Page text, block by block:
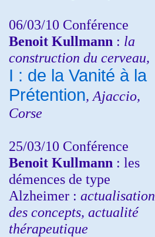
06/03/10 Conférence
Benoit Kullmann : la
construction du cerveau,
I : de la Vanité à la
Prétention, Ajaccio,
Corse
25/03/10 Conférence
Benoit Kullmann : les
démences de type
Alzheimer : actualisation
des concepts, actualité
thérapeutique